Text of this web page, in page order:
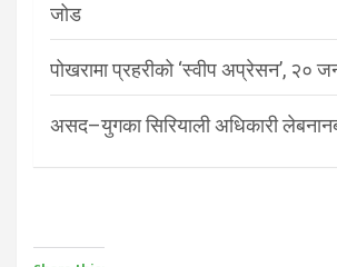
जोड
पोखरामा प्रहरीको ‘स्वीप अप्रेसन’, २०
असद–युगका सिरियाली अधिकारी